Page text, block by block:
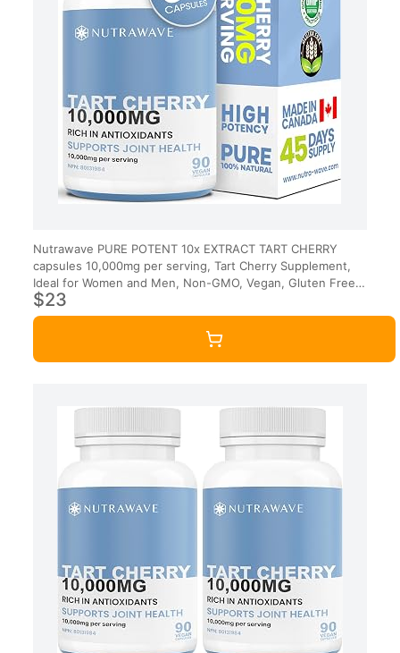
Nutrawave PURE POTENT 10x EXTRACT TART CHERRY
capsules 10,000mg per serving, Tart Cherry Supplement,
Ideal for Women and Men, Non-GMO, Vegan, Gluten Free.
90 Capsules.
$23